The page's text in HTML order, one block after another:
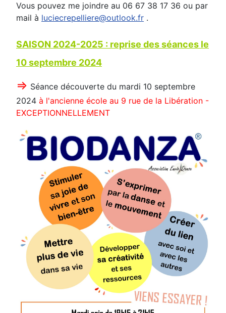
Vous pouvez me joindre au 06 67 38 17 36 ou par
mail à luciecrepelliere@outlook.fr .
SAISON 2024-2025 : reprise des séances le
10 septembre 2024
⇒ Séance découverte du mardi 10 septembre
2024 à l'ancienne école au 9 rue de la Libération -
EXCEPTIONNELLEMENT